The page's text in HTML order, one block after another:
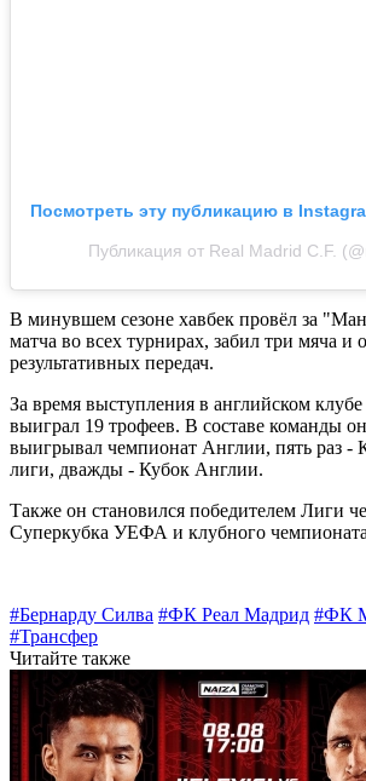
Посмотреть эту публикацию в
Публикация от Real Madrid C.F.
В минувшем сезоне хавбек провёл за
матча во всех турнирах, забил три мяча и
результативных передач.
За время выступления в английском клубе
выиграл 19 трофеев. В составе команды
выигрывал чемпионат Англии, пять раз -
лиги, дважды - Кубок Англии.
Также он становился победителем Лиги
Суперкубка УЕФА и клубного
#Бернарду Силва #ФК Реал Мадрид #ФК
#Трансфер
Читайте также